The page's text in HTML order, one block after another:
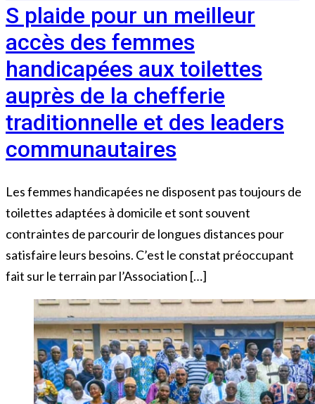
S plaide pour un meilleur
accès des femmes
handicapées aux toilettes
auprès de la chefferie
traditionnelle et des leaders
communautaires
Les femmes handicapées ne disposent pas toujours de
toilettes adaptées à domicile et sont souvent
contraintes de parcourir de longues distances pour
satisfaire leurs besoins. C’est le constat préoccupant
fait sur le terrain par l’Association […]